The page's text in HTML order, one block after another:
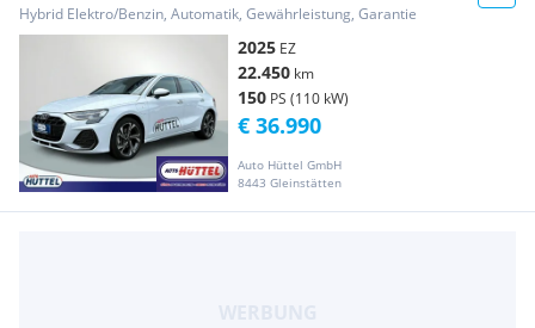
Hybrid Elektro/Benzin, Automatik, Gewährleistung, Garantie
2025 EZ
22.450 km
150 PS (110 kW)
Auto Hüttel GmbH
8443 Gleinstätten
€ 36.990